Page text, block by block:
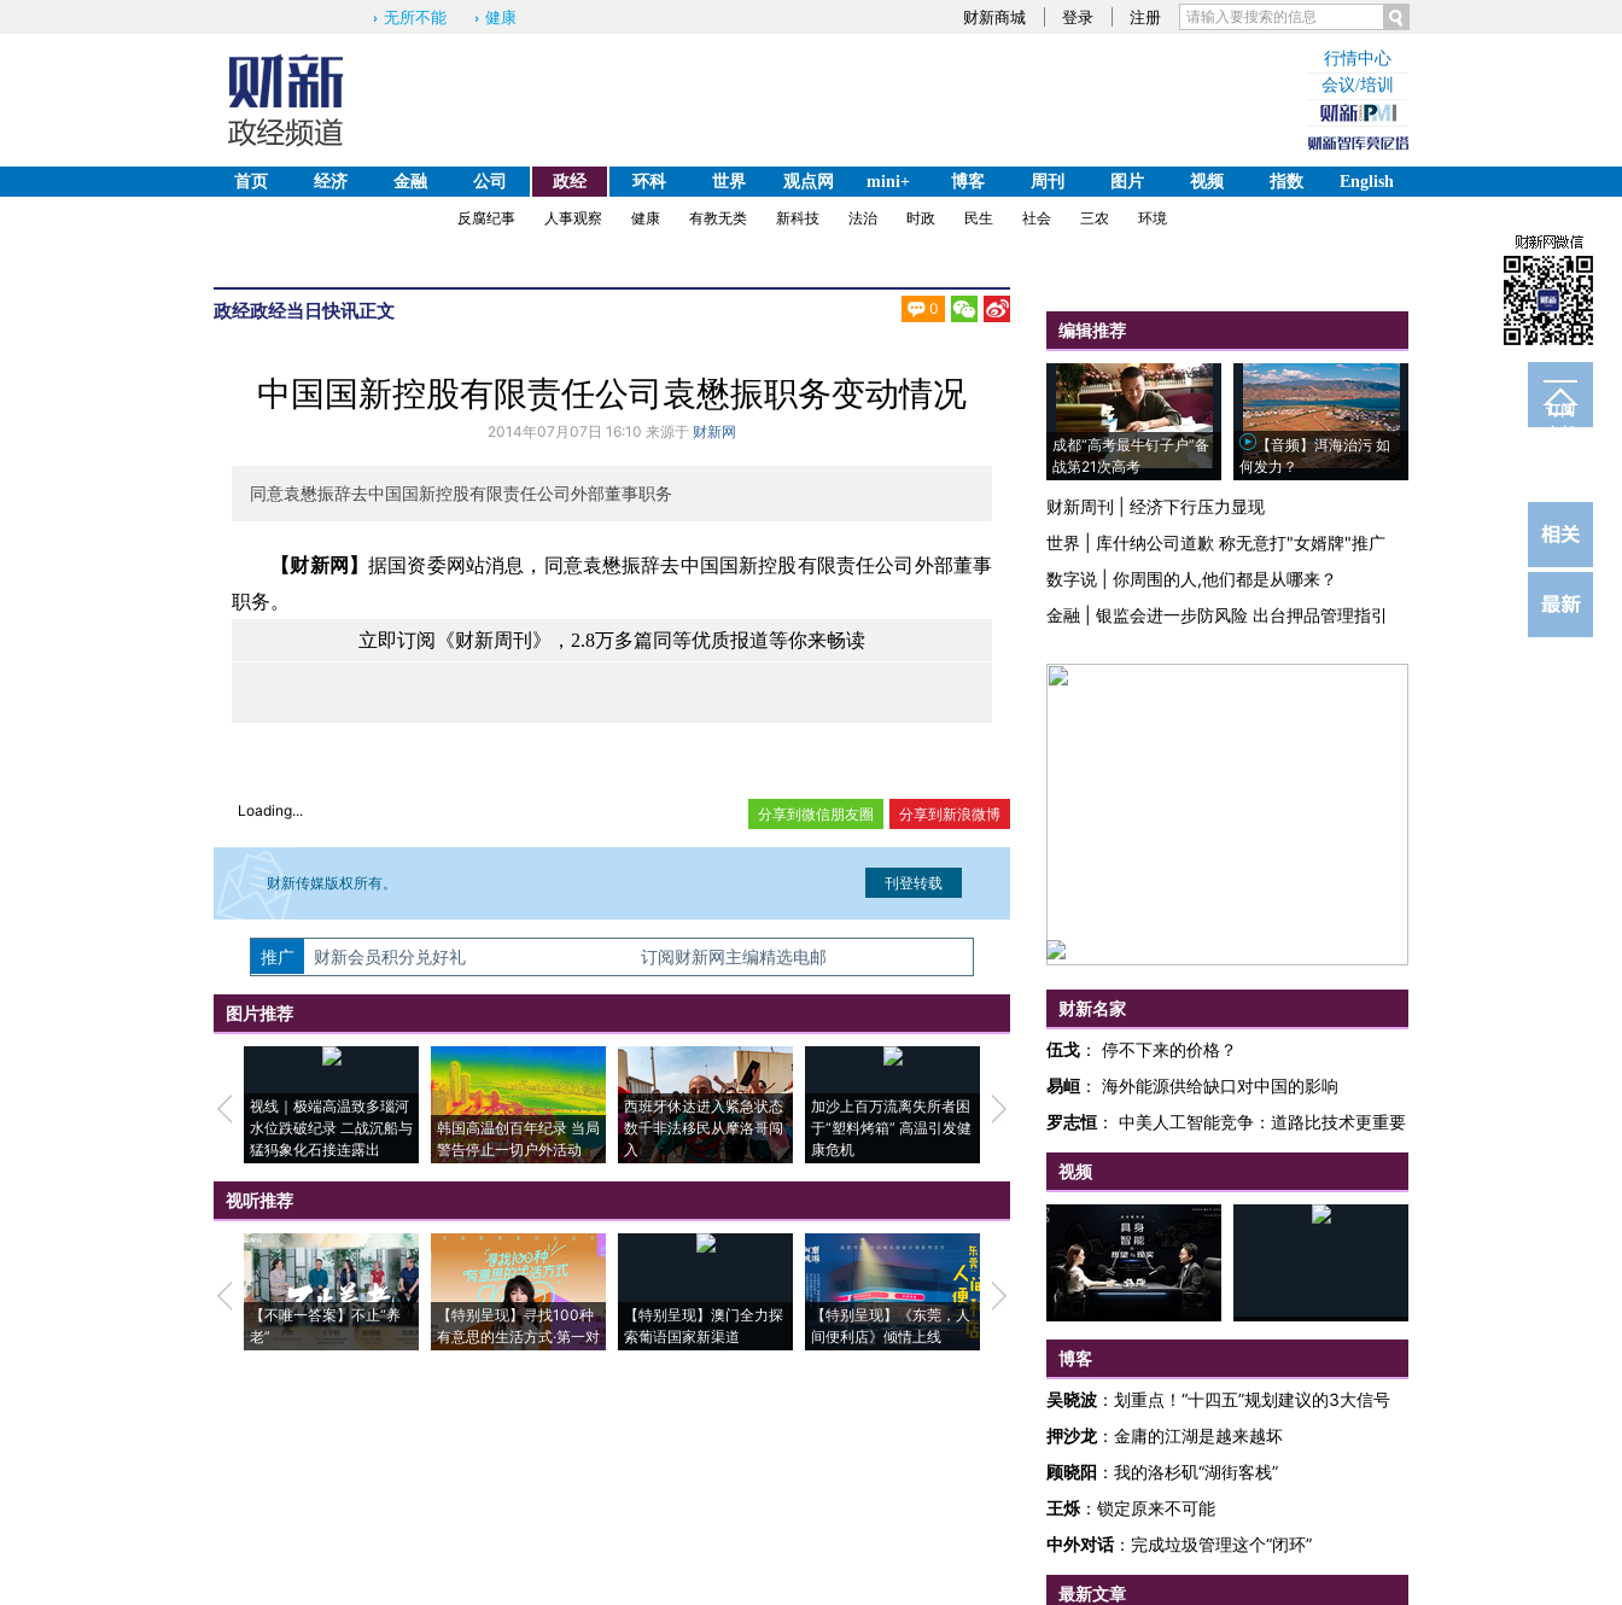
财新商城 登录 注册
无所不能 健康
行情中心
会议/培训
首页 经济 金融 公司 政经 环科 世界 观点网 mini+ 博客 周刊 图片 视频 指数
English
反腐纪事
人事观察 健康 有教无类 新科技 法治 时政 民生 社会 三农 环境
政经政经当日快讯正文 0
订阅
电邮
中国国新控股有限责任公司袁懋振职务变动情况
2014年07月07日 16:10 来源于 财新网
同意袁懋振辞去中国国新控股有限责任公司外部董事职务
【财新网】据国资委网站消息，同意袁懋振辞去中国国新控股有限责任公司外部董事
职务。
立即订阅《财新周刊》，2.8万多篇同等优质报道等你来畅读
Loading... 分享到新浪微博
分享到微信朋友圈
财新传媒版权所有。
如需刊登转载请点击右侧按钮，提交相关信息。经确认即可刊登转载。
推广 财新会员积分兑好礼 订阅财新网主编精选电邮
图片推荐
视线｜极端高温致多瑙河
水位跌破纪录 二战沉船与
猛犸象化石接连露出
韩国高温创百年纪录 当局
警告停止一切户外活动
西班牙休达进入紧急状态
数千非法移民从摩洛哥闯
入
加沙上百万流离失所者困
于“塑料烤箱” 高温引发健
康危机
视线｜HYROX的吸金
术：是什么让中产们甘
心“花钱找虐”？
粒摇头丸 尿检体内含3种
毒品
度Z世代 用街头抗争将教
育部长拱下台
视听推荐
【不唯一答案】不止“养
老”
【特别呈现】寻找100种
有意思的生活方式·第一对
【特别呈现】澳门全力探
索葡语国家新渠道
【特别呈现】《东莞，人
间便利店》倾情上线
【推广】走进第四届链博
会，让数智科技“链”接产
【特别呈现】寻找100种
有意思的生活方式·第三对
CFO：不靠规模取胜，华
住三大增长引擎是什么？
编辑推荐
成都“高考最牛钉子户”备
战第21次高考
【音频】洱海治污 如
何发力？
财新周刊
经济下行压力显现
世界
库什纳公司道歉 称无意打"女婿牌"推广
数字说
你周围的人,他们都是从哪来？
金融
银监会进一步防风险 出台押品管理指引
财新名家
伍戈 ： 停不下来的价格？
易峘 ： 海外能源供给缺口对中国的影响
罗志恒 ： 中美人工智能竞争：道路比技术更重要
视频
博客
吴晓波 ： 划重点！“十四五”规划建议的3大信号
押沙龙 ： 金庸的江湖是越来越坏
顾晓阳 ： 我的洛杉矶“湖街客栈”
王烁 ： 锁定原来不可能
中外对话： 完成垃圾管理这个“闭环”
最新文章